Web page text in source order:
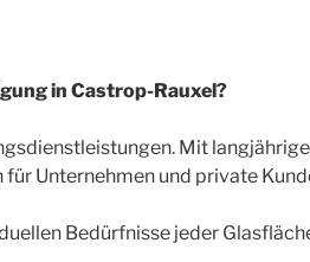
in Castrop-Rauxel?
Mit
Unternehmen und private
Bedürfnisse jeder